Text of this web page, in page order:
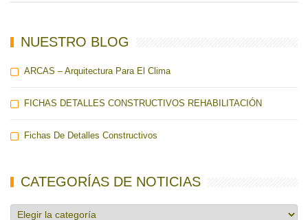
NUESTRO BLOG
ARCAS – Arquitectura Para El Clima
FICHAS DETALLES CONSTRUCTIVOS REHABILITACIÓN
Fichas De Detalles Constructivos
CATEGORÍAS DE NOTICIAS
Categorías